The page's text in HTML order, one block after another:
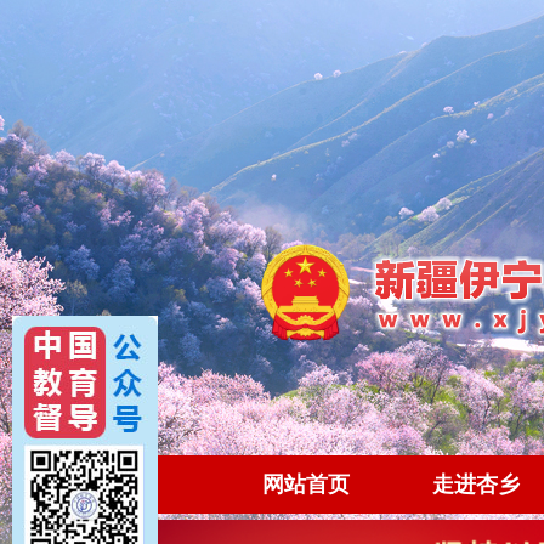
网站首页 走进杏乡